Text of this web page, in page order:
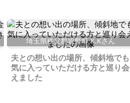
埼玉県秩父郡皆野町 K.Kさん
夫との想い出の場所、傾斜地でも
気に入っていただける方と巡り会
えました